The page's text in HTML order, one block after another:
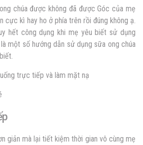
chúa được không đã được Góc của mẹ
cực kì hay ho ở phía trên rồi đúng không ạ.
hết công dụng khi mẹ yêu biết sử dụng
một số hướng dẫn sử dụng sữa ong chúa
trực tiếp và làm mặt nạ
giản mà lại tiết kiệm thời gian vô cùng mẹ